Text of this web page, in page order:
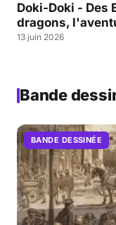
Doki-Doki - Des
dragons,
13 juin 2026
Bande
BANDE DESSINÉE